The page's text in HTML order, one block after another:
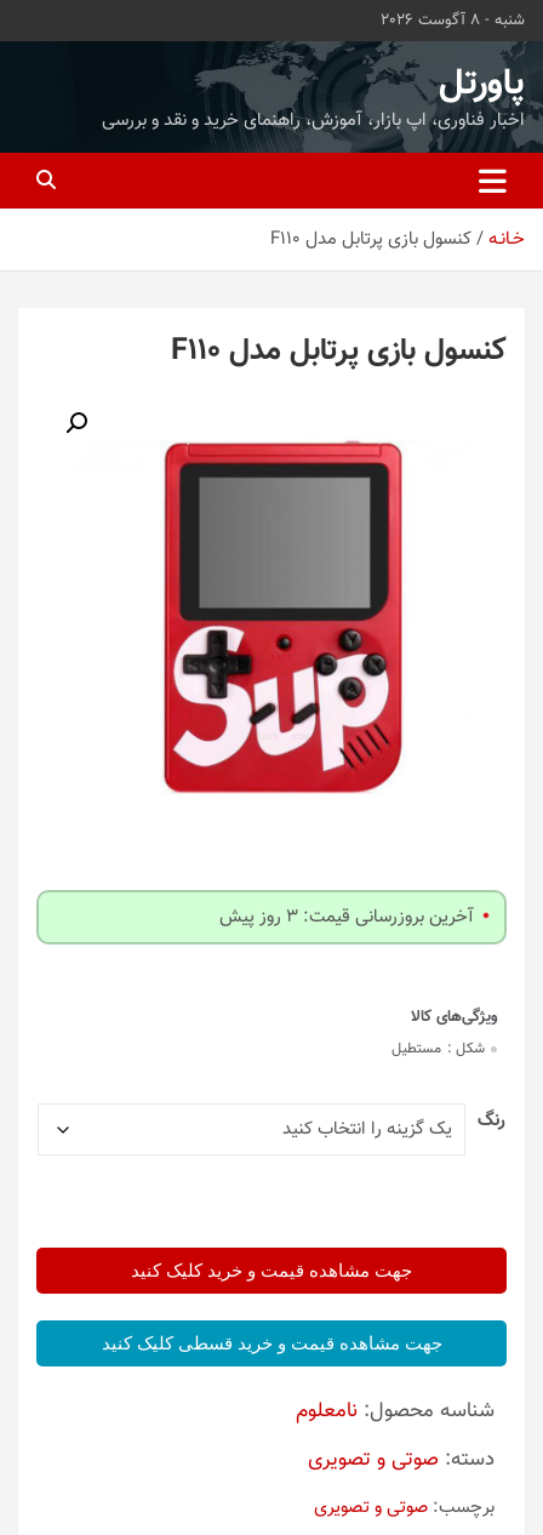
محتوا
بروید
شنبه - 8 آگوست 2026
پاورتل
اخبار فناوری، اپ بازار، آموزش، راهنمای خرید و نقد و بررسی
خـانـه کنسول بازی پرتابل مدل F110
کنسول بازی پرتابل مدل F110
آخرین بروزرسانی قیمت: 3 روز پیش
شکل : مستطیل
رنگ
جهت مشاهده قیمت و خرید کلیک کنید
جهت مشاهده قیمت و خرید قسطی کلیک کنید
شناسه محصول: نامعلوم
دسته: صوتی و تصویری
برچسب: صوتی و تصویری